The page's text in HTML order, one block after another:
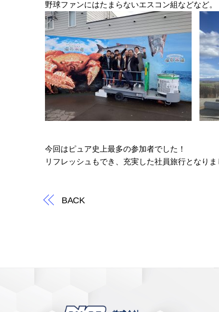
野球ファンにはたまらないエスコン組などなど。
今回はピュア史上最多の参加者でした！
リフレッシュもでき、充実した社員旅行となり
BACK